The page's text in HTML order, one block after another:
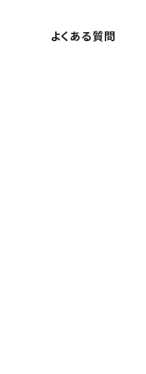
よくある質問